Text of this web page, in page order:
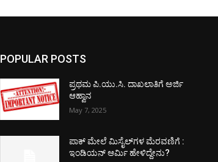
POPULAR POSTS
ಪ್ರಥಮ ಪಿ.ಯು.ಸಿ. ದಾಖಲಾತಿಗೆ ಅರ್ಜಿ
ಆಹ್ವಾನ
May 7, 2025
ಪಾಕ್​ ಮೇಲೆ ಮಿಸೈಲ್​ಗಳ ಮೆರವಣಿಗೆ :
ಇಂಡಿಯನ್ ಆರ್ಮಿ ಹೇಳಿದ್ದೇನು?